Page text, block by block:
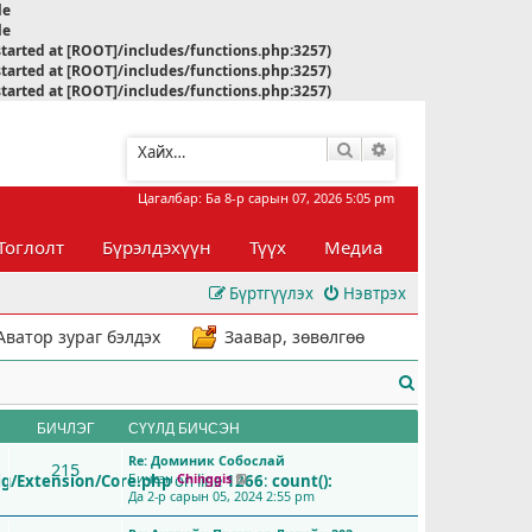
at [ROOT]/includes/functions.php:3257)
at [ROOT]/includes/functions.php:3257)
at [ROOT]/includes/functions.php:3257)
Хайлт
Цагалбар: Ба 8-р сарын 07, 2026 5:05 pm
Бүрэлдэхүүн Түүх Медиа
Нэвтрэх
Бүртгүүлэх
зураг бэлдэх Заавар, зөвөлгөө
БИЧЛЭГ СҮҮЛД БИЧСЭН
Extension/Core.phpon line1266: count():
215
Re: Доминик Собослай
БичсэнChinggis
С
ү
ү
Да 2-р сарын 05, 2024 2:55 pm